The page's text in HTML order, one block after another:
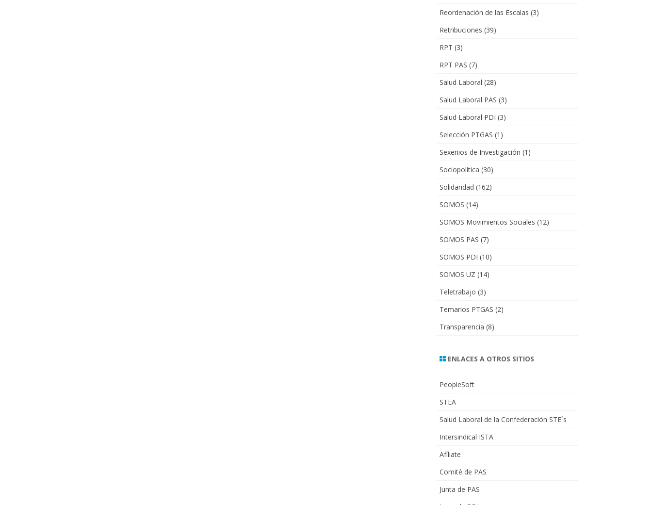
Reordenación de las Escalas (3)
Retribuciones (39)
RPT (3)
RPT PAS (7)
Salud Laboral (28)
Salud Laboral PAS (3)
Salud Laboral PDI (3)
Selección PTGAS (1)
Sexenios de Investigación (1)
Sociopolítica (30)
Solidaridad (162)
SOMOS (14)
SOMOS Movimientos Sociales (12)
SOMOS PAS (7)
SOMOS PDI (10)
SOMOS UZ (14)
Teletrabajo (3)
Temarios PTGAS (2)
Transparencia (8)
ENLACES A OTROS SITIOS
PeopleSoft
STEA
Salud Laboral de la Confederación STE´s
Intersindical ISTA
Afíliate
Comité de PAS
Junta de PAS